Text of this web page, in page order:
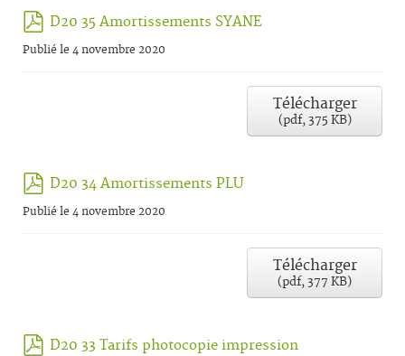
pdf
D20 35 Amortissements SYANE
Publié le 4 novembre 2020
Télécharger
(pdf,375 KB)
pdf
D20 34 Amortissements PLU
Publié le 4 novembre 2020
Télécharger
(pdf,377 KB)
pdf
D20 33 Tarifs photocopie impression